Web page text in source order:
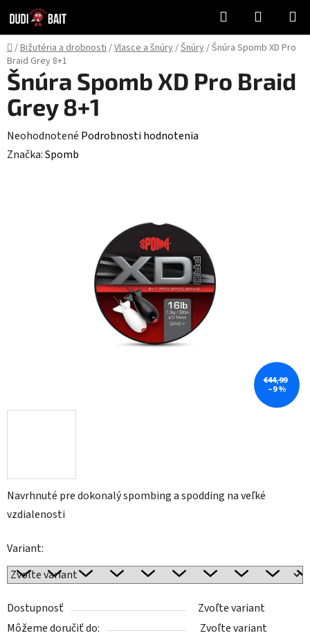
na
obsah
Hľadať
KOŠÍK
Domov
/Bižutéria a drobnosti/Vlasce a šnúry/Šnúry/Šnúra Spomb XD Pro
Braid Grey 8+1
Navrhnuté pre dokonalý spombing a spodding na veľké
vzdialenosti
Variant:
Dostupnosť
Zvoľte variant
Môžeme doručiť do:
Zvoľte variant
Šnúra Spomb XD Pro Braid
Grey 8+1
Priemerné
hodnotenie
Neohodnotené Podrobnosti hodnotenia
Značka:Spomb
€44,99
–9 %